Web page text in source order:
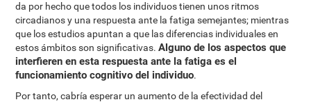
da por hecho que todos los individuos tienen unos ritmos
circadianos y una respuesta ante la fatiga semejantes; mientras
que los estudios apuntan a que las diferencias individuales en
estos ámbitos son significativas.Alguno de los aspectos que
interfieren en esta respuesta ante la fatiga es el
funcionamiento cognitivo del individuo.
Por tanto, cabría esperar un aumento de la efectividad del